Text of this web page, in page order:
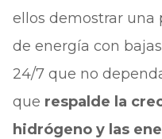
ellos demostrar una
de energía con
24/7 que no
que respalde la
hidrógeno y las